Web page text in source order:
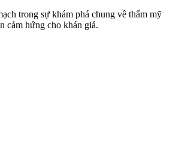
trong sự khám phá chung về thẩm mỹ
cảm hứng cho khán giả.